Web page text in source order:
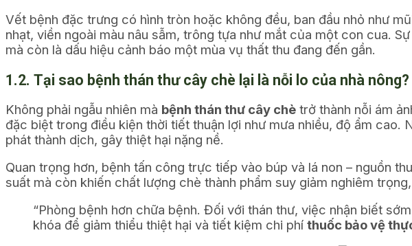
Vết bệnh đặc trưng có hình tròn hoặc không đều, ban đầu nhỏ như
nhạt, viền ngoài màu nâu sẫm, trông tựa như mắt của một con cua.
mà còn là dấu hiệu cảnh báo một mùa vụ thất thu đang đến gần.
1.2. Tại sao bệnh thán thư cây chè lại là nỗi lo của nhà nông?
Không phải ngẫu nhiên mà bệnh thán thư cây chè trở thành nỗi ám
đặc biệt trong điều kiện thời tiết thuận lợi như mưa nhiều, độ ẩm
phát thành dịch, gây thiệt hại nặng nề.
Quan trọng hơn, bệnh tấn công trực tiếp vào búp và lá non – nguồn
suất mà còn khiến chất lượng chè thành phẩm suy giảm nghiêm
“Phòng bệnh hơn chữa bệnh. Đối với thán thư, việc nhận biết
khóa để giảm thiểu thiệt hại và tiết kiệm chi phí thuốc bảo vệ